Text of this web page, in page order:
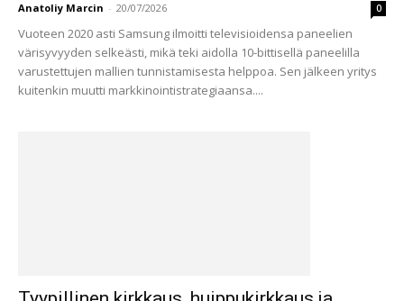
Anatoliy Marcin - 20/07/2026 0
Vuoteen 2020 asti Samsung ilmoitti televisioidensa paneelien
värisyvyyden selkeästi, mikä teki aidolla 10-bittisellä paneelilla
varustettujen mallien tunnistamisesta helppoa. Sen jälkeen yritys
kuitenkin muutti markkinointistrategiaansa....